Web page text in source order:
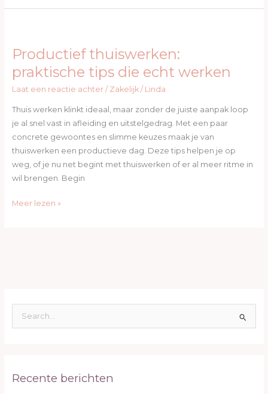
Productief thuiswerken:
praktische tips die echt werken
Laat een reactie achter / Zakelijk/ Linda
Thuis werken klinkt ideaal, maar zonder de juiste aanpak loop
je al snel vast in afleiding en uitstelgedrag. Met een paar
concrete gewoontes en slimme keuzes maak je van
thuiswerken een productieve dag. Deze tips helpen je op
weg, of je nu net begint met thuiswerken of er al meer ritme in
wil brengen. Begin
praktische
tips
die
werken
Meer lezen »
n
Recente berichten